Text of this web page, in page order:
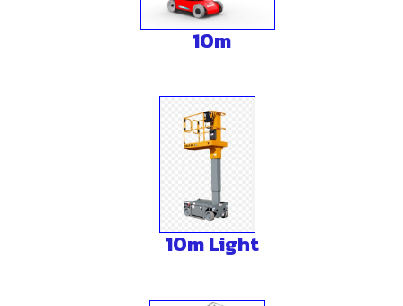
10m
10m Light